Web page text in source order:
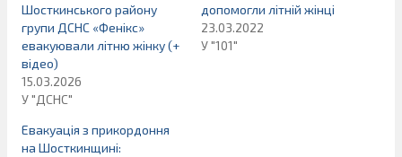
Шосткинського району
групи ДСНС «Фенікс»
евакуювали літню жінку (+
відео)
15.03.2026
У "ДСНС"
допомогли літній жінці
23.03.2022
У "101"
Евакуація з прикордоння
на Шосткинщині: